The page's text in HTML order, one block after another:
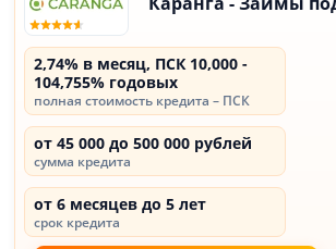
2,74% в месяц, ПСК 10,000 -
104,755% годовых
полная стоимость кредита – ПСК
от 45 000 до 500 000 рублей
сумма кредита
от 6 месяцев до 5 лет
срок кредита